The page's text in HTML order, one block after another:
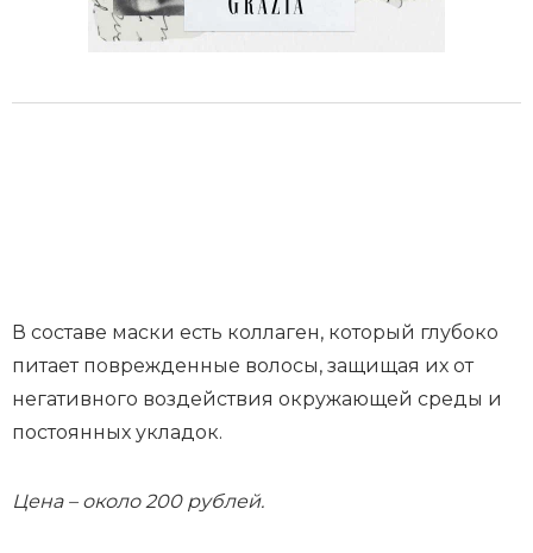
В составе маски есть коллаген, который глубоко
питает поврежденные волосы, защищая их от
негативного воздействия окружающей среды и
постоянных укладок.
Цена – около 200 рублей.